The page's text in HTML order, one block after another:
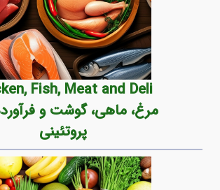
Fish, Meat and Deli
مرغ، ماهی، گوشت و
پروتئینی